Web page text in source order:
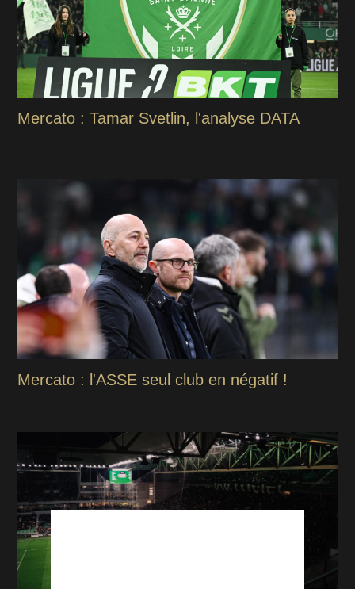
Mercato : Tamar Svetlin, l'analyse DATA
Mercato : l'ASSE seul club en négatif !